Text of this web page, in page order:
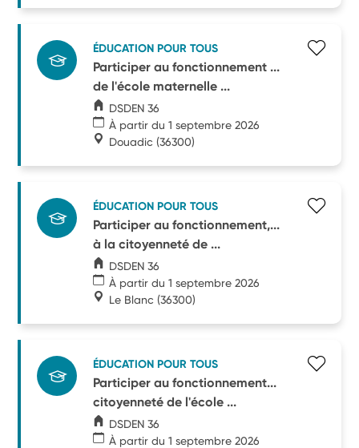
ÉDUCATION POUR TOUS
Participer au fonctionnement ...
de l'école maternelle ...
DSDEN 36
À partir du 1 septembre 2026
Douadic (36300)
ÉDUCATION POUR TOUS
Participer au fonctionnement,...
à la citoyenneté de ...
DSDEN 36
À partir du 1 septembre 2026
Le Blanc (36300)
ÉDUCATION POUR TOUS
Participer au fonctionnement...
citoyenneté de l'école ...
DSDEN 36
À partir du 1 septembre 2026